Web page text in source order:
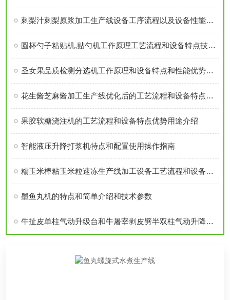
刺梨汁刺梨原浆加工生产线设备工序流程以及设备性能特点阐述
圆杯勺子粘贴机,贴勺机工作原理工艺流程和设备特点技术参数介绍
圣女果品质检测分选机工作原理和设备特点和性能优势介绍
花生酱芝麻酱加工生产线优化后的工艺流程和设备特点有哪些提升呢？
果胶软糖浇注机的工艺流程和设备特点优势用途介绍
智能液压升降打浆机特点和配置使用操作指南
糯玉米棒粘玉米粒速冻生产线加工设备工艺流程和设备优势特点用途详细分析
墨鱼丸机的特点和简单介绍和技术参数
牛扯皮单柱气动升级台和牛屠宰剥皮劈半双柱气动升降台的特点技术参数介绍